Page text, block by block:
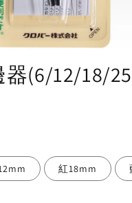
器(6/12/18/
紅18mm